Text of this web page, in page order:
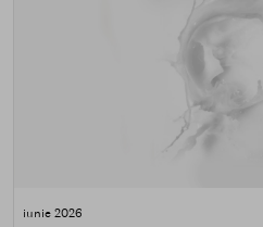
iunie 2026